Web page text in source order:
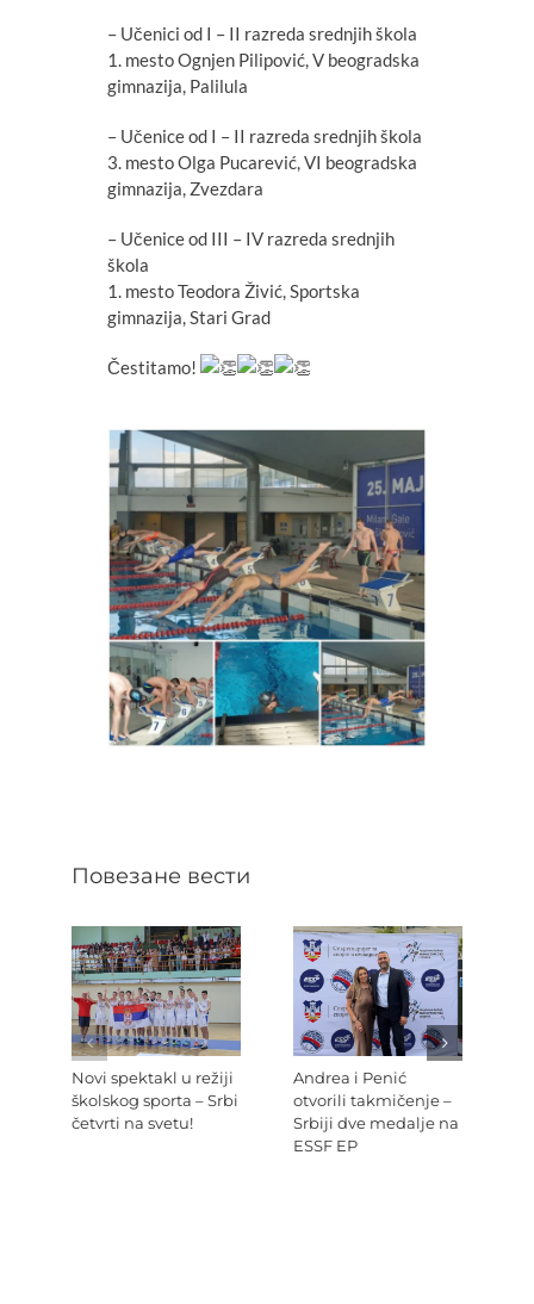
– Učenici od I – II razreda srednjih škola
1. mesto Ognjen Pilipović, V beogradska
gimnazija, Palilula
– Učenice od I – II razreda srednjih škola
3. mesto Olga Pucarević, VI beogradska
gimnazija, Zvezdara
– Učenice od III – IV razreda srednjih
škola
1. mesto Teodora Živić, Sportska
gimnazija, Stari Grad
Čestitamo!
Повезане вести
Novi spektakl u režiji
školskog sporta – Srbi
četvrti na svetu!
Andrea i Penić
otvorili takmičenje –
Srbiji dve medalje na
ESSF EP